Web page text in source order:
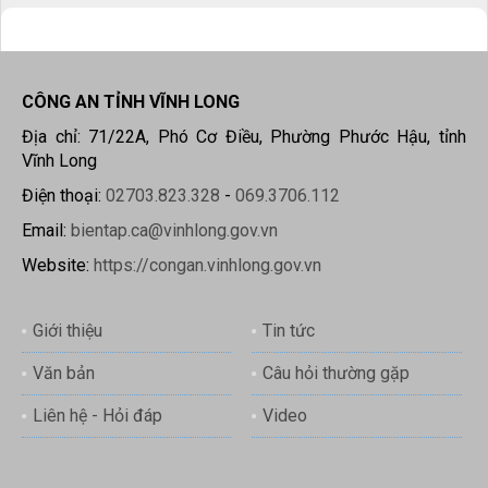
CÔNG AN TỈNH VĨNH LONG
Địa chỉ: 71/22A, Phó Cơ Điều, Phường Phước Hậu, tỉnh
Vĩnh Long
Điện thoại: 02703.823.328 - 069.3706.112
Email: bientap.ca@vinhlong.gov.vn
Website: https://congan.vinhlong.gov.vn
Giới thiệu Tin tức
Văn bản Câu hỏi thường gặp
Liên hệ - Hỏi đáp Video